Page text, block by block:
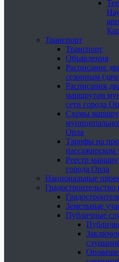
Транспорт
Транспорт
Объявления
Расписание
сезонным
Расписания
маршрутам
сети города
Схемы
Орла
Тарифы на
пассажирском
Реестр
города Орла
Национальные
Земельные
Публичные